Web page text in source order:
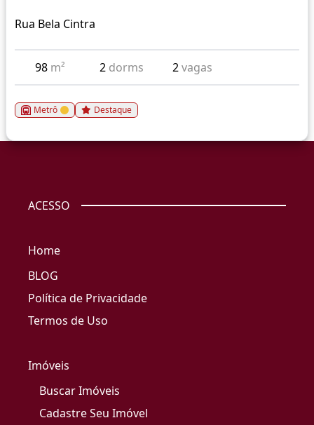
Rua Bela Cintra
98 m² 2 dorms 2vagas
Metrô Destaque
ACESSO
Home
BLOG
Política de Privacidade
Termos de Uso
Imóveis
Buscar Imóveis
Cadastre Seu Imóvel